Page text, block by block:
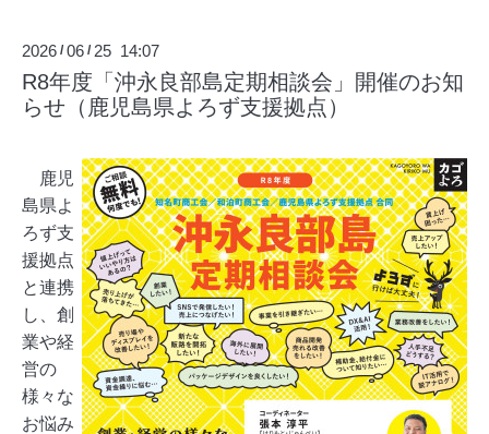
2026 /06 / 25 14:07
R8年度「沖永良部島定期相談会」開催のお知
らせ（鹿児島県よろず支援拠点）
鹿児
島県よ
ろず支
援拠点
と連携
し、創
業や経
営の
様々な
お悩み